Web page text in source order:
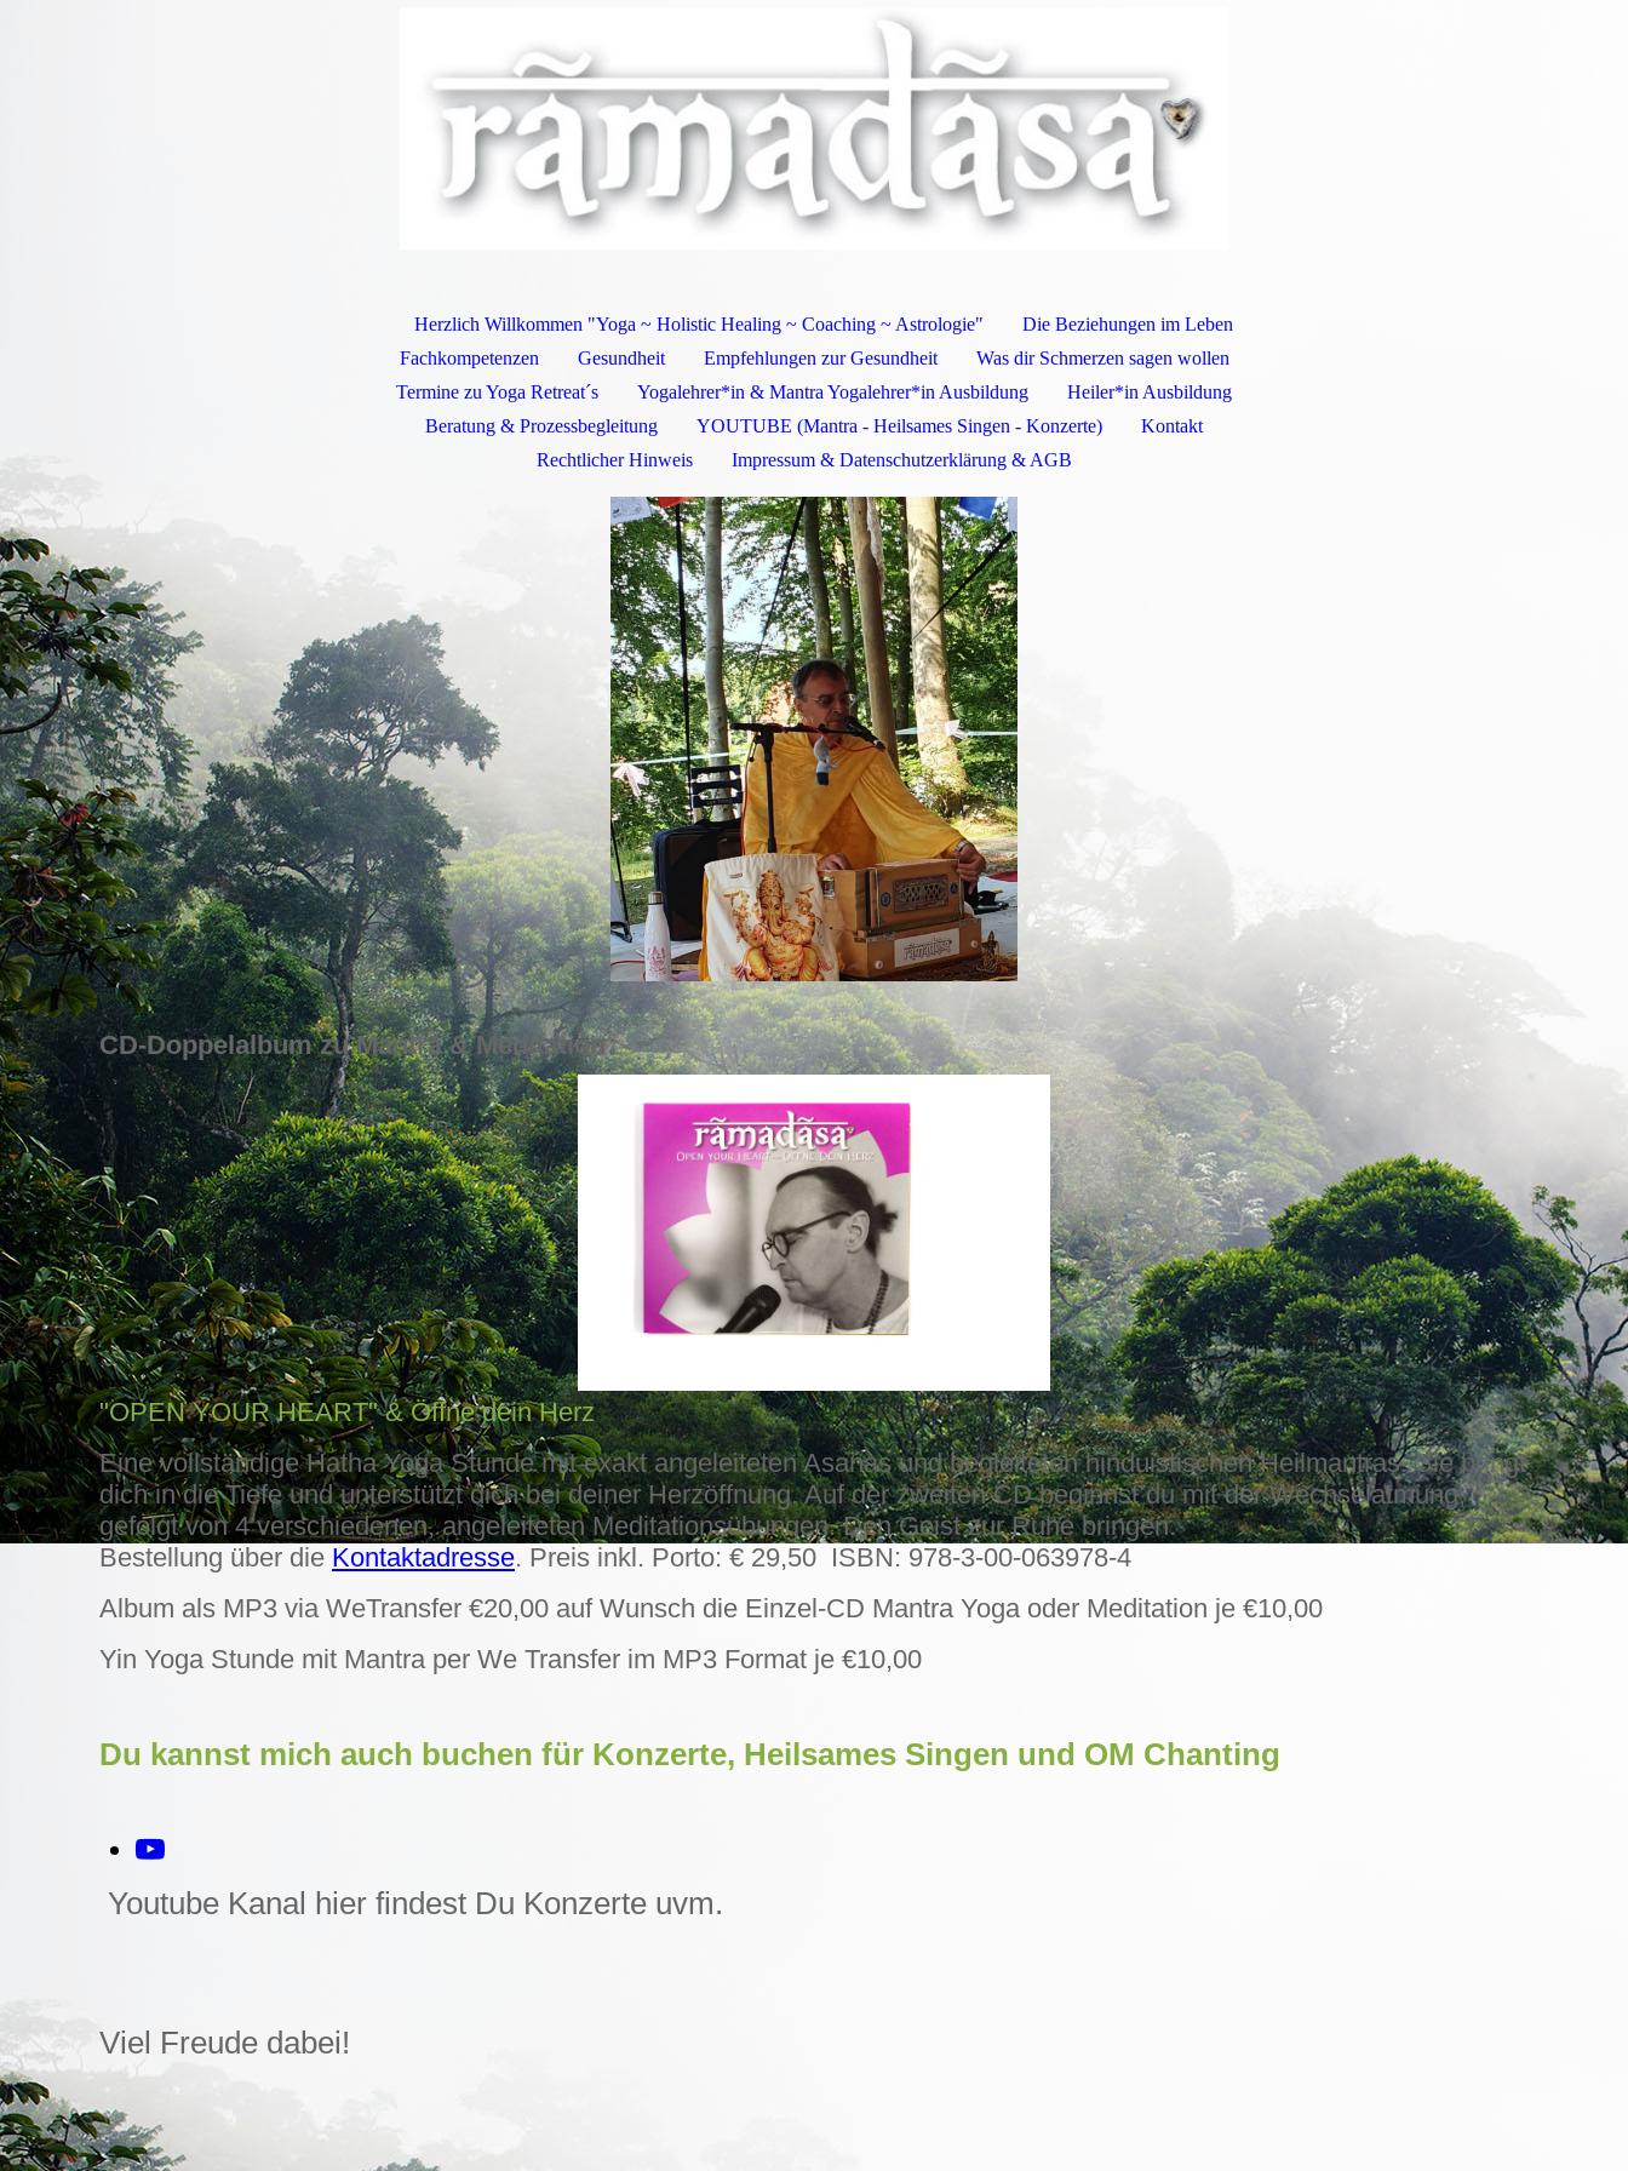
Herzlich Willkommen "Yoga ~ Holistic Healing ~ Coaching ~ Astrologie"
Die Beziehungen im Leben
Fachkompetenzen
Gesundheit Empfehlungen zur Gesundheit
Was dir Schmerzen sagen wollen
Termine zu Yoga Retreat´s
Yogalehrer*in & Mantra Yogalehrer*in Ausbildung
Heiler*in Ausbildung
Beratung & Prozessbegleitung
YOUTUBE (Mantra - Heilsames Singen - Konzerte)
Kontakt
Rechtlicher Hinweis
Impressum & Datenschutzerklärung & AGB
CD-Doppelalbum zu Mantra & Meditation
"OPEN YOUR HEART" & Öffne dein Herz
Eine vollständige Hatha Yoga Stunde mit exakt angeleiteten Asanas und begleiteten hinduistischen Heilmantras. Sie bringt
dich in die Tiefe und unterstützt dich bei deiner Herzöffnung. Auf der zweiten CD beginnst du mit der Wechselatmung,
gefolgt von 4 verschiedenen, angeleiteten Meditationsübungen. Den Geist zur Ruhe bringen.
Bestellung über die Kontaktadresse. Preis inkl. Porto: € 29,50 ISBN: 978-3-00-063978-4
Album als MP3 via WeTransfer €20,00 auf Wunsch die Einzel-CD Mantra Yoga oder Meditation je €10,00
Yin Yoga Stunde mit Mantra per We Transfer im MP3 Format je €10,00
Du kannst mich auch buchen für Konzerte, Heilsames Singen und OM Chanting
Youtube Kanal hier findest Du Konzerte uvm.
Viel Freude dabei!